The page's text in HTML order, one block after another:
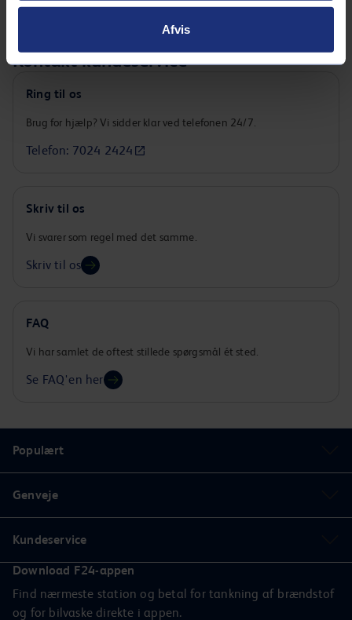
Afvis
Kontakt kundeservice
Ring til os
Brug for hjælp? Vi sidder klar ved telefonen 24/7.
Telefon: 7024 2424
Skriv til os
Vi svarer som regel med det samme.
Skriv til os
FAQ
Vi har samlet de oftest stillede spørgsmål ét sted.
Se FAQ'en her
Populært
Genveje
Kundeservice
Download F24-appen
Find nærmeste station og betal for tankning af brændstof
og for bilvaske direkte i appen.